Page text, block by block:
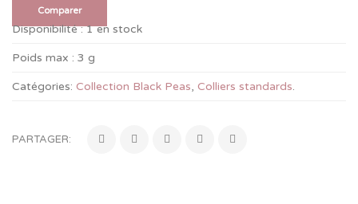
Comparer
Disponibilité : 1 en stock
Poids max : 3 g
Catégories: Collection Black Peas, Colliers standards.
PARTAGER: